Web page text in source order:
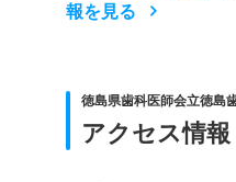
報を見る
徳島県歯科医師会立徳島
アクセス情報